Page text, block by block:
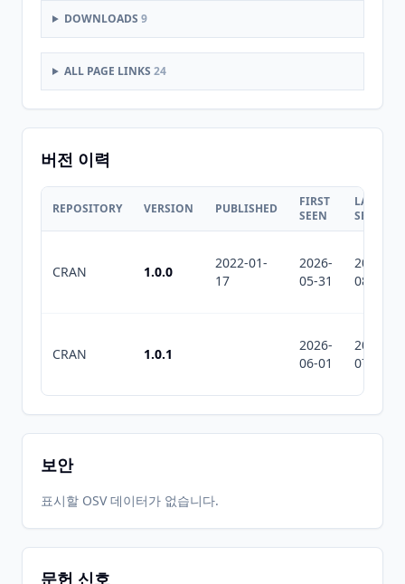
DOWNLOADS 9
ALL PAGE LINKS 24
버전 이력
REPOSITORY VERSION PUBLISHED
FIRST
SEEN
LAST
SEEN
CRAN 1.0.0
2022-01-
17
2026-
05-31
2026-
08-05
CRAN 1.0.1
2026-
06-01
2026-
07-10
보안
표시할 OSV 데이터가 없습니다.
문헌 신호